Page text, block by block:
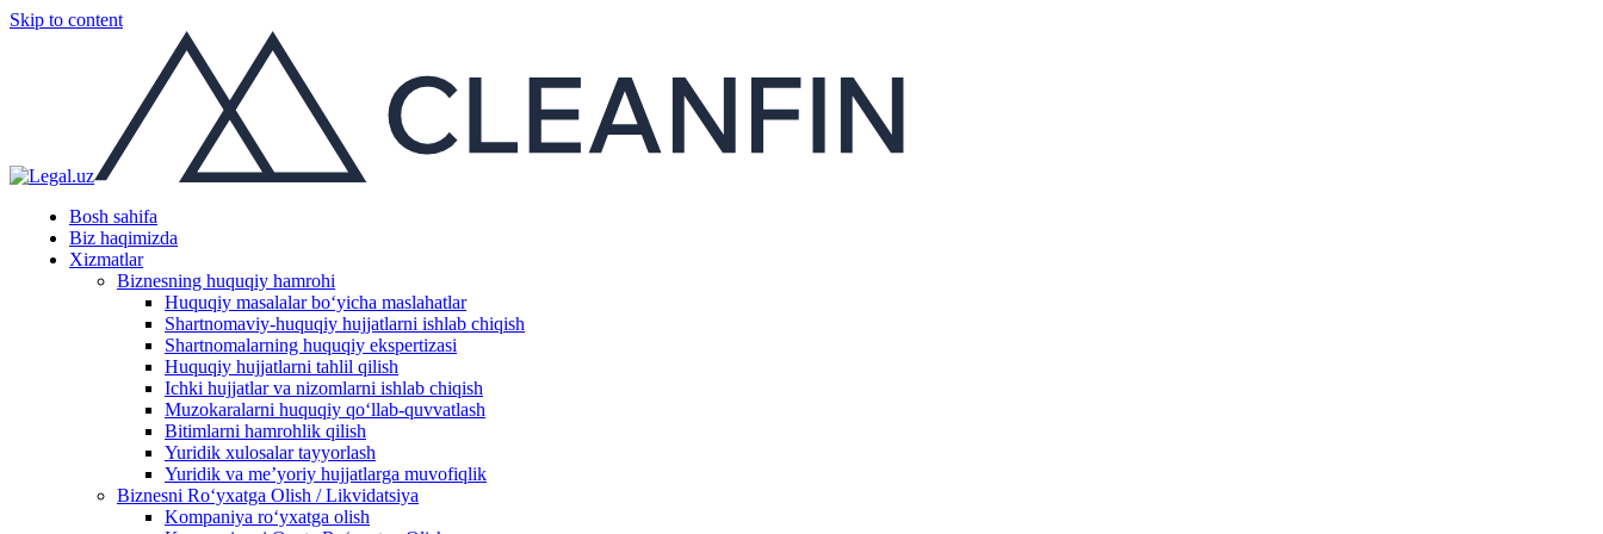
Skip to content
Bosh sahifa
Biz haqimizda
Xizmatlar
Biznesning huquqiy hamrohi
Huquqiy masalalar boʻyicha maslahatlar
Shartnomaviy-huquqiy hujjatlarni ishlab chiqish
Shartnomalarning huquqiy ekspertizasi
Huquqiy hujjatlarni tahlil qilish
Ichki hujjatlar va nizomlarni ishlab chiqish
Muzokaralarni huquqiy qoʻllab-quvvatlash
Bitimlarni hamrohlik qilish
Yuridik xulosalar tayyorlash
Yuridik va me’yoriy hujjatlarga muvofiqlik
Biznesni Ro‘yxatga Olish / Likvidatsiya
Kompaniya ro‘yxatga olish